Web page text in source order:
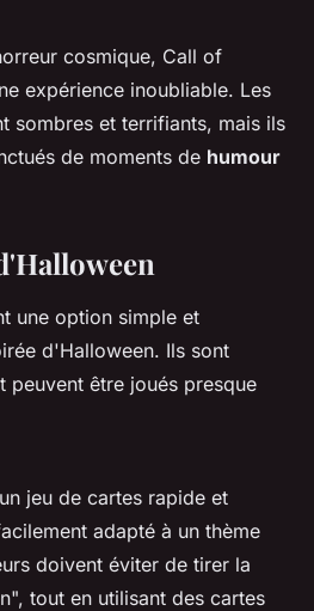
cosmique, Call of
expérience inoubliable. Les
sombres et terrifiants, mais ils
de moments de humour
une option simple et
d'Halloween. Ils sont
peuvent être joués presque
jeu de cartes rapide et
adapté à un thème
doivent éviter de tirer la
tout en utilisant des cartes